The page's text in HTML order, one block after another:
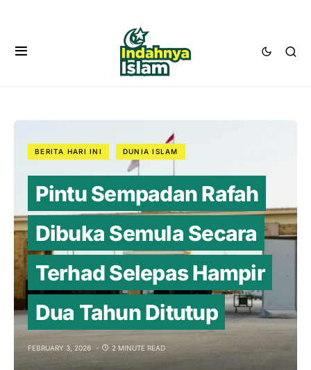
BERITA HARI INI DUNIA ISLAM
Pintu Sempadan Rafah
Dibuka Semula Secara
Terhad Selepas Hampir
Dua Tahun Ditutup
FEBRUARY 3, 2026 2 MINUTE READ